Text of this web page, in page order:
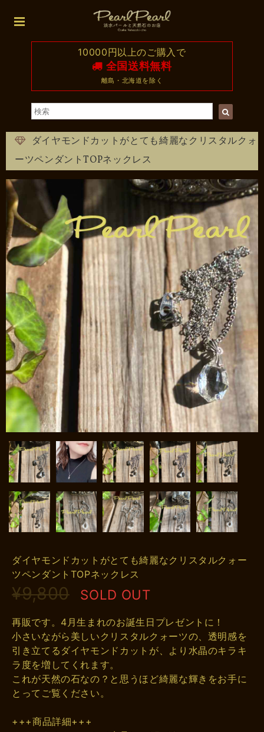
10000円以上のご購入で
全国送料無料
離島・北海道を除く
ダイヤモンドカットがとても綺麗なクリスタルクォ
ーツペンダントTOPネックレス
ダイヤモンドカットがとても綺麗なクリスタルクォー
ツペンダントTOPネックレス
¥9,800 SOLD OUT
再販です。4月生まれのお誕生日プレゼントに！
小さいながら美しいクリスタルクォーツの、透明感を
引き立てるダイヤモンドカットが、より水晶のキラキ
ラ度を増してくれます。
これが天然の石なの？と思うほど綺麗な輝きをお手に
とってご覧ください。
+++商品詳細+++